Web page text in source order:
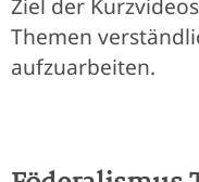
Ziel der
Themen
aufzuarbeiten.